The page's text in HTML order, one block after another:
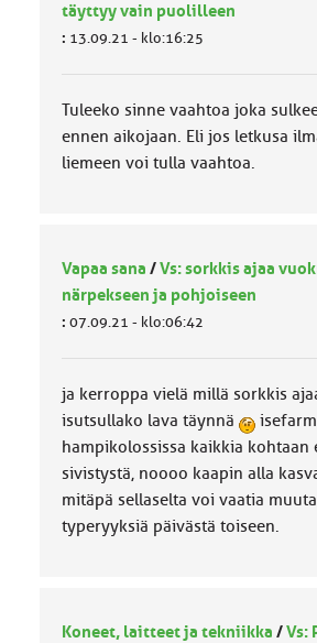
täyttyy vain puolilleen
: 13.09.21 - klo:16:25
Tuleeko sinne vaahtoa joka
ennen aikojaan. Eli jos letkusa
liemeen voi tulla vaahtoa.
Vapaa sana /Vs: sorkkis ajaa
närpekseen ja pohjoiseen
: 07.09.21 - klo:06:42
ja kerroppa vielä millä sorkkis
isutsullako lava täynnä
hampikolossissa kaikkia kohtaan
sivistystä, noooo kaapin alla
mitäpä sellaselta voi vaatia
typeryyksiä päivästä toiseen.
Koneet, laitteet ja tekniikka /Vs: